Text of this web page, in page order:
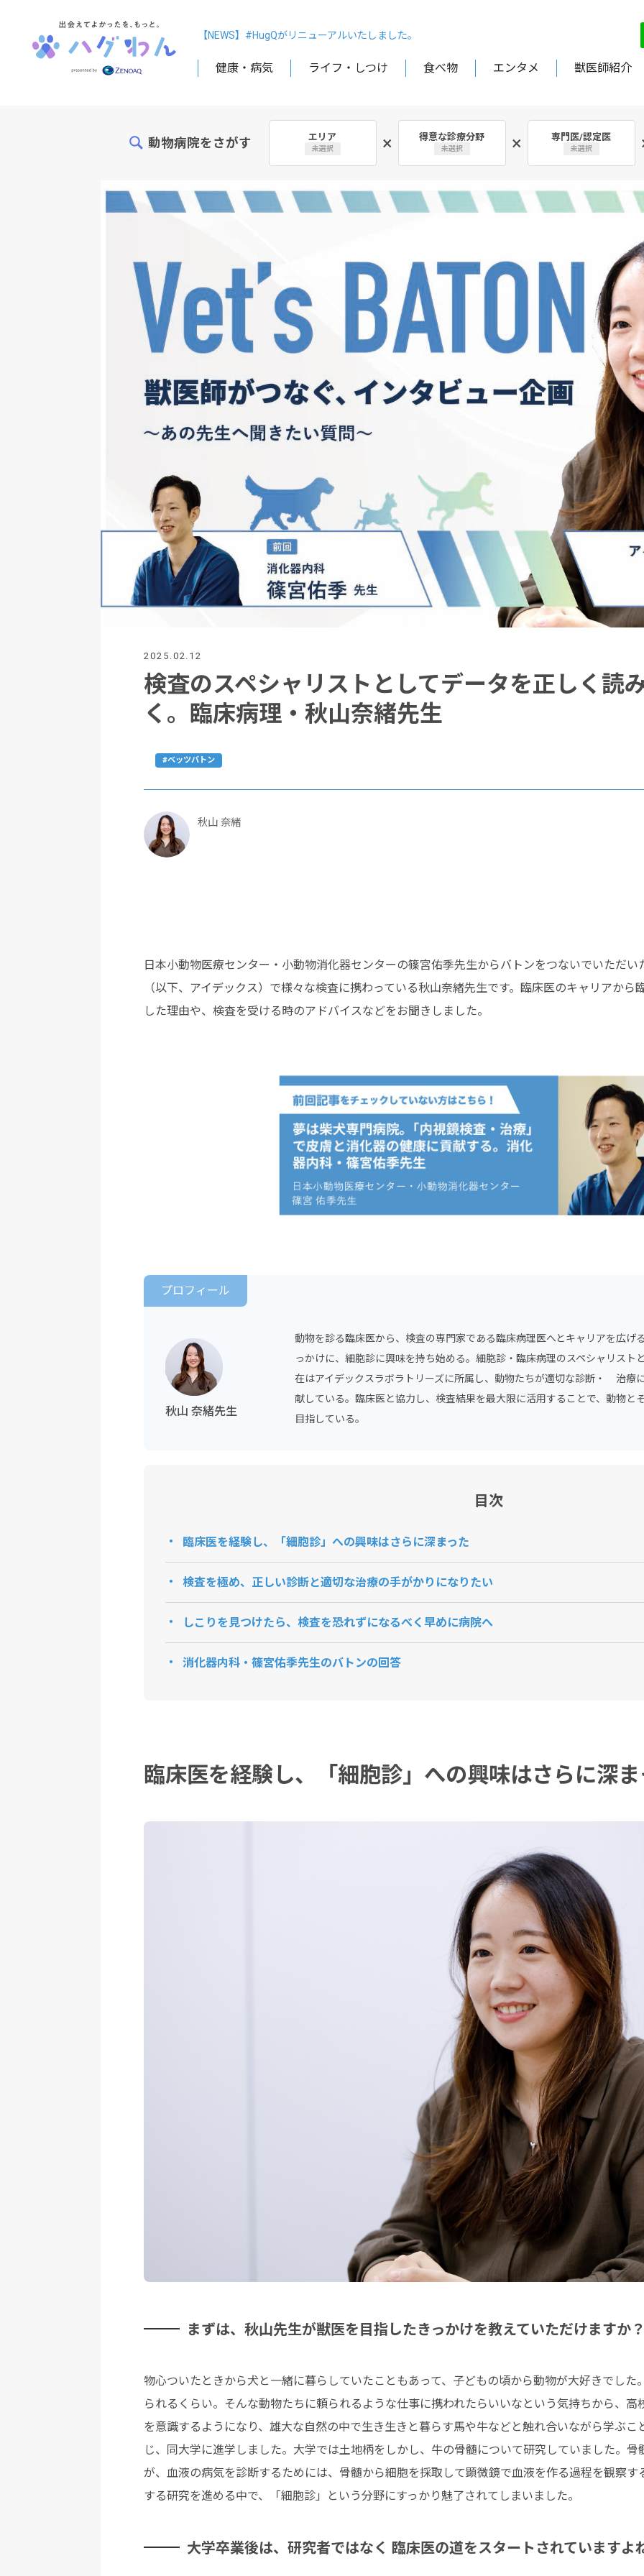
【NEWS】#HugQがリニューアルいたしました。
健康・病気 ライフ・しつけ 食べ物 エンタメ 獣医師紹介
動物病院をさがす エリア
未選択 × 得意な診療分野
未選択 × 専門医/認定医
未選択
2025.02.12
検査のスペシャリストとしてデータを正しく読
く。臨床病理・秋山奈緒先生
#ベッツバトン
秋山 奈緒
日本小動物医療センター・小動物消化器センターの篠宮佑季先生からバトンをつないでいただ
（以下、アイデックス）で様々な検査に携わっている秋山奈緒先生です。臨床医のキャリアか
した理由や、検査を受ける時のアドバイスなどをお聞きしました。
プロフィール
秋山 奈緒先生
動物を診る臨床医から、検査の専門家である臨床病理医へとキャリアを広げ
っかけに、細胞診に興味を持ち始める。細胞診・臨床病理のスペシャリスト
在はアイデックスラボラトリーズに所属し、動物たちが適切な診断・ 治療
献している。臨床医と協力し、検査結果を最大限に活用することで、動物と
目指している。
目次
臨床医を経験し、「細胞診」への興味はさらに深まった
検査を極め、正しい診断と適切な治療の手がかりになりたい
しこりを見つけたら、検査を恐れずになるべく早めに病院へ
消化器内科・篠宮佑季先生のバトンの回答
臨床医を経験し、「細胞診」への興味はさらに深
まずは、秋山先生が獣医を目指したきっかけを教えていただけますか
物心ついたときから犬と一緒に暮らしていたこともあって、子どもの頃から動物が大好きでした
られるくらい。そんな動物たちに頼られるような仕事に携われたらいいなという気持ちから、
を意識するようになり、雄大な自然の中で生き生きと暮らす馬や牛などと触れ合いながら学ぶ
じ、同大学に進学しました。大学では土地柄をしかし、牛の骨髄について研究していました。
が、血液の病気を診断するためには、骨髄から細胞を採取して顕微鏡で血液を作る過程を観察
する研究を進める中で、「細胞診」という分野にすっかり魅了されてしまいました。
大学卒業後は、研究者ではなく 臨床医の道をスタートされていますよ